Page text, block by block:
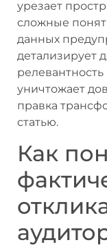
урезает
сложные
данных
детализирует
уничтожает
правка
статью.
Как